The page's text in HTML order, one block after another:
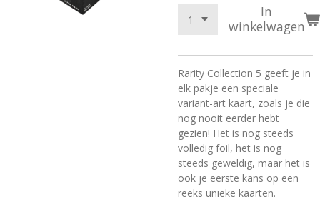
In
winkelwagen
Rarity Collection 5 geeft je in
elk pakje een speciale
variant-art kaart, zoals je die
nog nooit eerder hebt
gezien! Het is nog steeds
volledig foil, het is nog
steeds geweldig, maar het is
ook je eerste kans op een
reeks unieke kaarten.